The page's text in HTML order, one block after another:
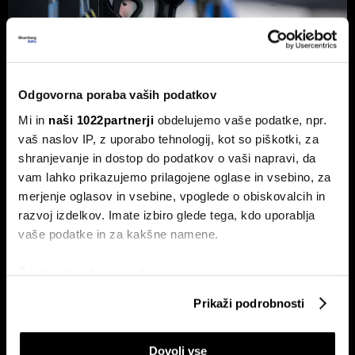
Odgovorna poraba vaših podatkov
Mi in naši 1022partnerji obdelujemo vaše podatke, npr.
vaš naslov IP, z uporabo tehnologij, kot so piškotki, za
shranjevanje in dostop do podatkov o vaši napravi, da
vam lahko prikazujemo prilagojene oglase in vsebino, za
merjenje oglasov in vsebine, vpoglede o obiskovalcih in
razvoj izdelkov. Imate izbiro glede tega, kdo uporablja
vaše podatke in za kakšne namene.
Če dovolite, želimo tudi:
Zbirati informacije o vaši geografski lokaciji, ki so
Identificirati napravo z aktivnim preverjanjem
lastnosti (odčitavanje prstnih odtisov)
Prikaži podrobnosti
Dovoli vse
Od kod prihaja dizel v Slovenijo in ali
bo cena še naprej rasla
Od začetka leta se je sod surove nafte brent podražil za
več kot 30 odstotkov. A potrošniki na bencinskih črpalkah
ne kupujejo surove nafte, temveč njihove derivate.